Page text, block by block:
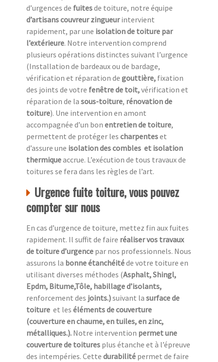
d’urgences de fuitesde toiture, notre équipe
d’artisans couvreur zingueurintervient
rapidement, par une isolation de toiture par
l’extérieure. Notre intervention comprend
plusieurs opérations distinctes suivant l’urgence
(Installation de bardeaux ou de bardage,
vérification et réparation de gouttière, fixation
des joints de votre fenêtre de toit,vérification et
réparation de la sous-toiture, rénovation de
toiture). Une intervention en amont
accompagnée d’un bon entretien de toiture,
permettent de protéger les charpenteset
d’assure une isolation des combles et isolation
thermiqueaccrue. L’exécution de tous travaux de
toitures se fera dans les règles de l’art.
Urgence fuite toiture, vous pouvez
compter sur nous
En cas d’urgence de toiture, mettez fin aux fuites
rapidement. Il suffit de faire réaliser vos travaux
de toiture d’urgence par nos professionnels. Nous
assurons la bonne étanchéitéde votre toiture en
utilisant diverses méthodes (Asphalt, Shingl,
Epdm, Bitume,Tôle, habillage d’isolants,
renforcement des joints.)suivant la surface de
toiture et les éléments de couverture
(couverture en chaume, en tuiles, en zinc,
métalliques.). Notre intervention permet une
couverture de toitures plus étanche et à l’épreuve
des intempéries. Cette durabilité permet de faire